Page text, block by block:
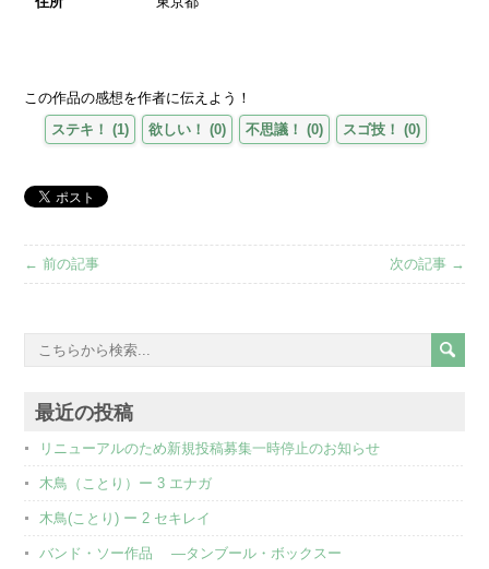
この作品の感想を作者に伝えよう！
ステキ！
(1) 欲しい！ (0) 不思議！ (0) スゴ技！ (0)
← 前の記事 次の記事 →
最近の投稿
リニューアルのため新規投稿募集一時停止のお知らせ
木鳥（ことり）ー 3 エナガ
木鳥(ことり) ー 2 セキレイ
バンド・ソー作品 ―タンブール・ボックスー